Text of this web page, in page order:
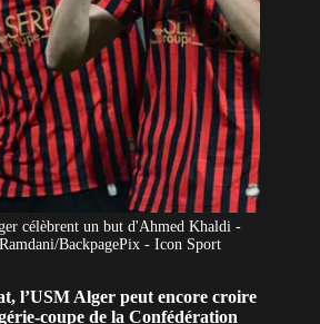
célèbrent un but d'Ahmed Khaldi -
BackpagePix - Icon Sport
l’USM Alger peut encore croire
coupe de la Confédération